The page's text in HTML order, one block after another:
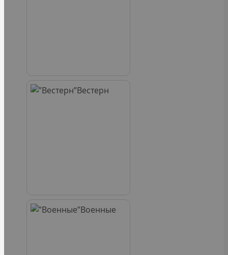
Вестерн
Военные